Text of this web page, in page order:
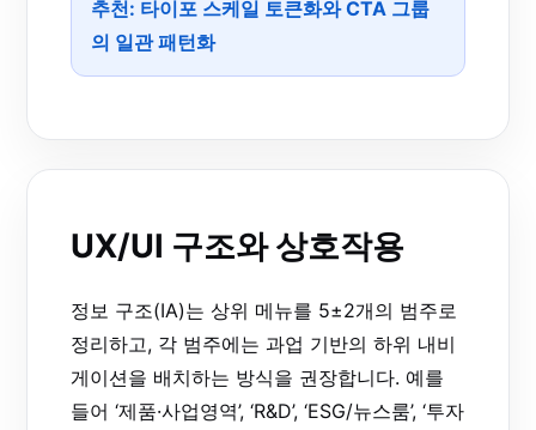
추천: 타이포 스케일 토큰화와 CTA 그룹
의 일관 패턴화
UX/UI 구조와 상호작용
정보 구조(IA)는 상위 메뉴를 5±2개의 범주로
정리하고, 각 범주에는 과업 기반의 하위 내비
게이션을 배치하는 방식을 권장합니다. 예를
들어 ‘제품·사업영역’, ‘R&D’, ‘ESG/뉴스룸’, ‘투자